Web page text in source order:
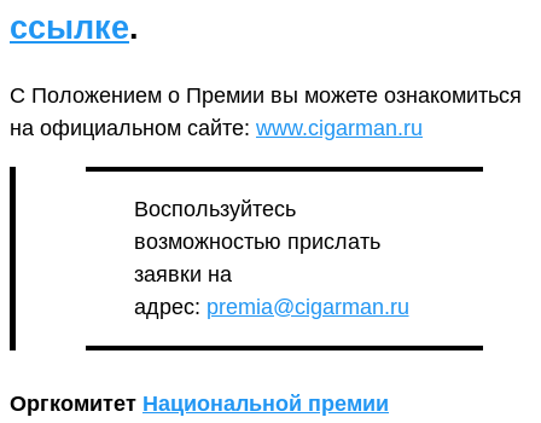
ссылке.
С Положением о Премии вы можете ознакомиться
на официальном сайте: www.cigarman.ru
Воспользуйтесь
возможностью прислать
заявки на
адрес: premia@cigarman.ru
Оргкомитет Национальной премии